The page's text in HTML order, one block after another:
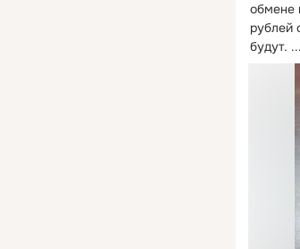
обмене
рублей
будут. ...